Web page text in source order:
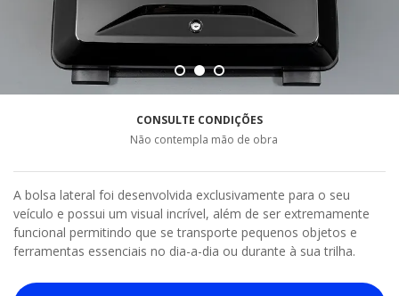
CONSULTE CONDIÇÕES
Não contempla mão de obra
A bolsa lateral foi desenvolvida exclusivamente para o seu
veículo e possui um visual incrível, além de ser extremamente
funcional permitindo que se transporte pequenos objetos e
ferramentas essenciais no dia-a-dia ou durante à sua trilha.